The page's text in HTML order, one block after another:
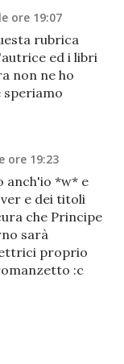
ore 19:07
rubrica
ed i libri
non ne ho
ore 19:23
anch'io *w* e
e dei titoli
che Principe
sarà
proprio
:c